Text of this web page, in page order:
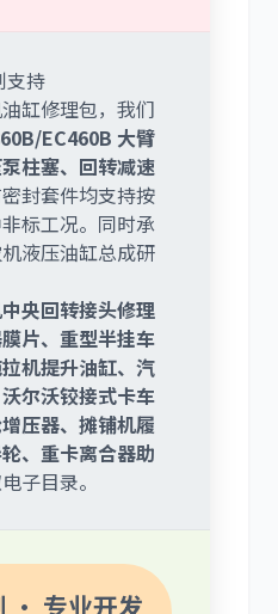
支持
缸修理包，我们
EC460B 大臂
柱塞、回转减速
封套件均支持按
标工况。同时承
液压油缸总成研
央回转接头修理
片、重型半挂车
机提升油缸、汽
尔沃铰接式卡车
压器、摊铺机履
、重卡离合器助
子目录。
· 专业开发